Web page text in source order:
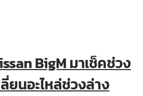
BigM มาเช็คช่วง
ยนอะไหล่ช่วงล่าง